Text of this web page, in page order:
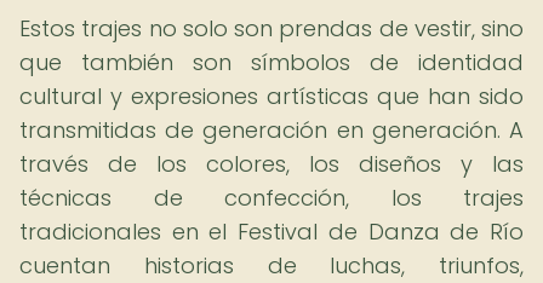
Estos trajes no solo son prendas de vestir, sino
que también son símbolos de identidad
cultural y expresiones artísticas que han sido
transmitidas de generación en generación. A
través de los colores, los diseños y las
técnicas de confección, los trajes
tradicionales en el Festival de Danza de Río
cuentan historias de luchas, triunfos,